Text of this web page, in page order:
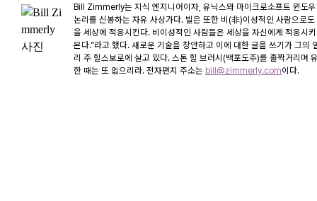
Bill Zimmerly는 지식 엔지니어이자, 유닉스와 마이크로소프트 윈
논리를 신봉하는 자유 사상가다. 빌은 또한 비(非)이성적인 사람으로
을 세상에 적응시킨다. 비이성적인 사람들은 세상을 자신에게 적응시
온다.”라고 했다. 새로운 기술을 창안하고 이에 대한 글을 쓰기가 그
리 주 힐스보로에 살고 있다. 스톤 힐 브러시(백포도주)를 홀짝거리며
한 때는 또 없으리라. 전자편지 주소는 bill@zimmerly.com이다.